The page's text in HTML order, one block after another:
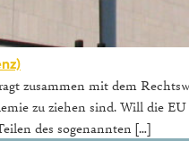
zusammen mit dem
zu ziehen sind. Will die
des sogenannten […]